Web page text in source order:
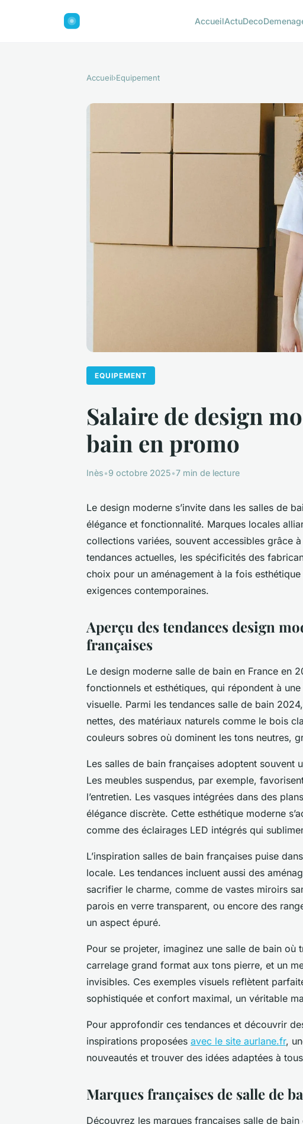
AccueilActuDeco
Accueil›Equipement
EQUIPEMENT
Salaire de design
bain en promo
Inès•9 octobre 2025•7 min de lecture
Le design moderne s’invite dans les salles de
élégance et fonctionnalité. Marques locales
collections variées, souvent accessibles grâce
tendances actuelles, les spécificités des
choix pour un aménagement à la fois
exigences contemporaines.
Aperçu des tendances design
françaises
Le design moderne salle de bain en France en
fonctionnels et esthétiques, qui répondent à
visuelle. Parmi les tendances salle de bain
nettes, des matériaux naturels comme le bois
couleurs sobres où dominent les tons neutres,
Les salles de bain françaises adoptent souvent
Les meubles suspendus, par exemple,
l’entretien. Les vasques intégrées dans des
élégance discrète. Cette esthétique moderne
comme des éclairages LED intégrés qui
L’inspiration salles de bain françaises puise
locale. Les tendances incluent aussi des
sacrifier le charme, comme de vastes miroirs
parois en verre transparent, ou encore des
un aspect épuré.
Pour se projeter, imaginez une salle de bain
carrelage grand format aux tons pierre, et un
invisibles. Ces exemples visuels reflètent
sophistiquée et confort maximal, un véritable
Pour approfondir ces tendances et découvrir
inspirations proposées avec le site aurlane.fr,
nouveautés et trouver des idées adaptées à
Marques françaises de salle de
Découvrez les marques françaises salle de